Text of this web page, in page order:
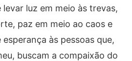
luz em meio às trevas,
paz em meio ao caos e
às pessoas que,
buscam a compaixão do